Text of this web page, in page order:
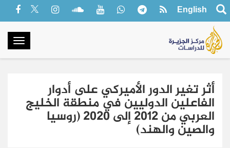
English
أثر تغير الدور الأميركي على أدوار
الفاعلين الدوليين في منطقة الخليج
العربي من 2012 إلى 2020 (روسيا
والصين والهند)